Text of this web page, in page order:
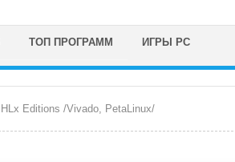
ТОП ПРОГРАММ ИГРЫ PC
Editions /Vivado, PetaLinux/